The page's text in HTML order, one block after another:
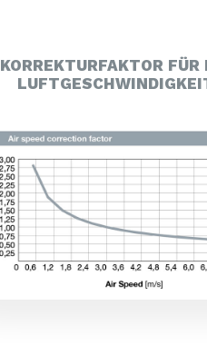
KORREKTURFAKTOR FÜR